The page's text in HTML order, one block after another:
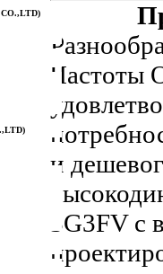
Частоты
и
3G3FV с